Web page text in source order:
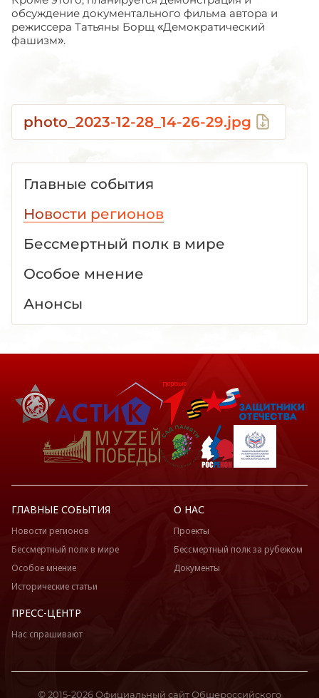
обсуждение документального фильма автора и
режиссера Татьяны Борщ «Демократический
фашизм».
photo_2023-12-28_14-26-29.jpg
Главные события
Новости регионов
Бессмертный полк в мире
Особое мнение
Анонсы
ГЛАВНЫЕ СОБЫТИЯ
Новости регионов
Бессмертный полк в мире
Особое мнение
Исторические статьи
О НАС
Проекты
Бессмертный полк за рубежом
Документы
ПРЕСС-ЦЕНТР
Нас спрашивают
© 2015-2026 Официальный сайт Общероссийского